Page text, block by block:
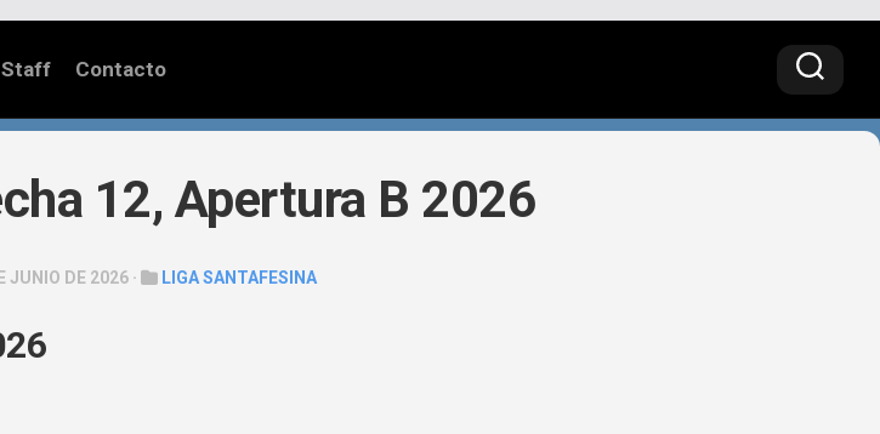
Staff Contacto
12, Apertura B 2026
JUNIO DE 2026 · LIGA SANTAFESINA